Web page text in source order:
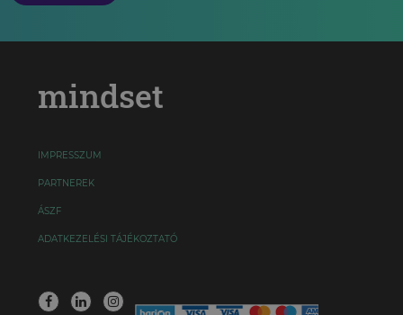
mindset
IMPRESSZUM
PARTNEREK
ÁSZF
ADATKEZELÉSI TÁJÉKOZTATÓ